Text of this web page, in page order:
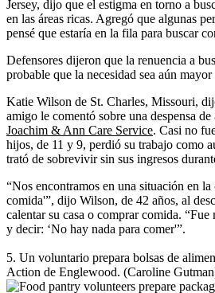
Jersey, dijo que el estigma en torno a
en las áreas ricas. Agregó que algunas
pensé que estaría en la fila para buscar
Defensores dijeron que la renuencia a
probable que la necesidad sea aún
Katie Wilson de St. Charles, Missouri,
amigo le comentó sobre una despensa
Joachim & Ann Care Service. Casi no
hijos, de 11 y 9, perdió su trabajo como
trató de sobrevivir sin sus ingresos
“Nos encontramos en una situación en la
comida'”, dijo Wilson, de 42 años, al
calentar su casa o comprar comida.
y decir: ‘No hay nada para comer'”.
5. Un voluntario prepara bolsas de
Action de Englewood. (Caroline